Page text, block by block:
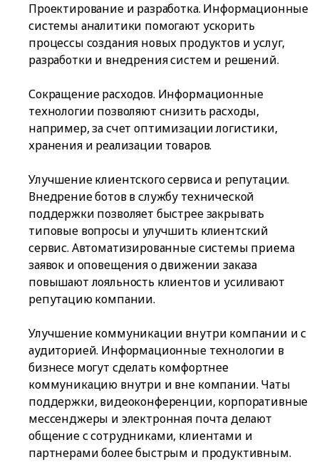
Проектирование и разработка. Информационные
системы аналитики помогают ускорить
процессы создания новых продуктов и услуг,
разработки и внедрения систем и решений.
Сокращение расходов. Информационные
технологии позволяют снизить расходы,
например, за счет оптимизации логистики,
хранения и реализации товаров.
Улучшение клиентского сервиса и репутации.
Внедрение ботов в службу технической
поддержки позволяет быстрее закрывать
типовые вопросы и улучшить клиентский
сервис. Автоматизированные системы приема
заявок и оповещения о движении заказа
повышают лояльность клиентов и усиливают
репутацию компании.
Улучшение коммуникации внутри компании и с
аудиторией. Информационные технологии в
бизнесе могут сделать комфортнее
коммуникацию внутри и вне компании. Чаты
поддержки, видеоконференции, корпоративные
мессенджеры и электронная почта делают
общение с сотрудниками, клиентами и
партнерами более быстрым и продуктивным.